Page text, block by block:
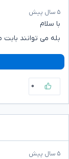
۵ سال پیش
با سلام
بله می توانند بابت
۰
۵ سال پیش